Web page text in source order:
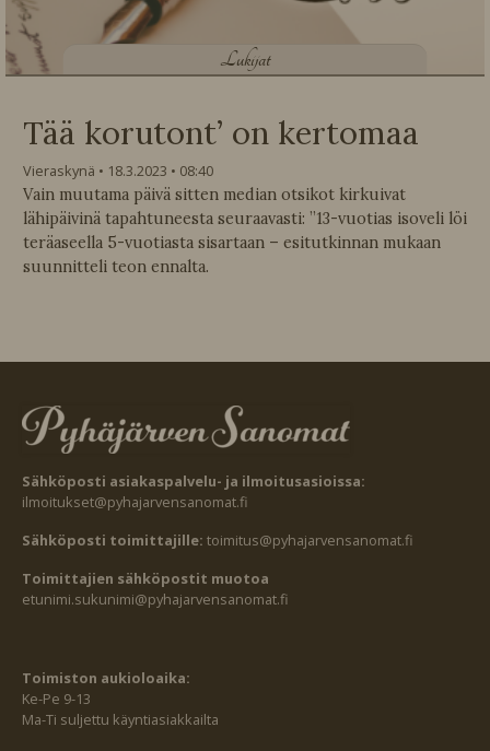
Lukijat
Tää korutont’ on kertomaa
Vieraskynä 18.3.2023
08:40
Vain muutama päivä sitten median otsikot kirkuivat
lähipäivinä tapahtuneesta seuraavasti: ”13-vuotias isoveli löi
teräaseella 5-vuotiasta sisartaan – esitutkinnan mukaan
suunnitteli teon ennalta.
Sähköposti asiakaspalvelu- ja ilmoitusasioissa:
ilmoitukset@pyhajarvensanomat.fi
Sähköposti toimittajille: toimitus@pyhajarvensanomat.fi
Toimittajien sähköpostit muotoa
etunimi.sukunimi@pyhajarvensanomat.fi
Toimiston aukioloaika:
Ke-Pe 9-13
Ma-Ti suljettu käyntiasiakkailta